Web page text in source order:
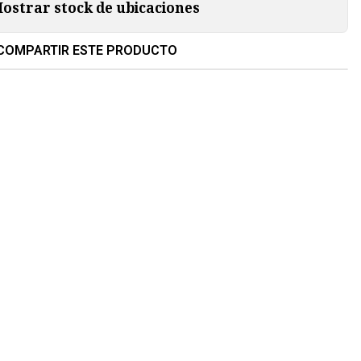
stock de ubicaciones
ESTE PRODUCTO